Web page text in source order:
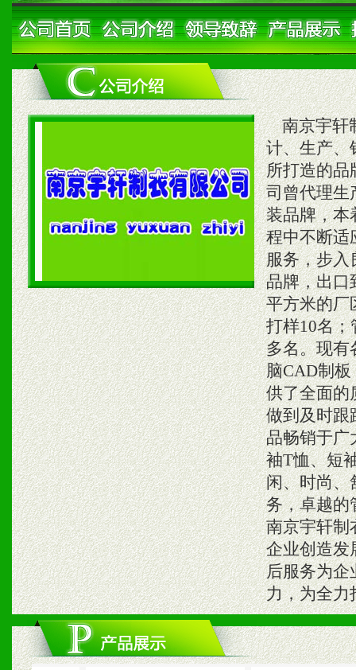
南京宇轩
计、生产、
所打造的品
司曾代理生
装品牌，本
程中不断适
服务，步入
品牌，出口
平方米的厂
打样10名；
多名。现有
脑CAD制
供了全面的
做到及时跟
品畅销于广
袖T恤、短
闲、时尚、
务，卓越的
南京宇轩制
企业创造发
后服务为企
力，为全力